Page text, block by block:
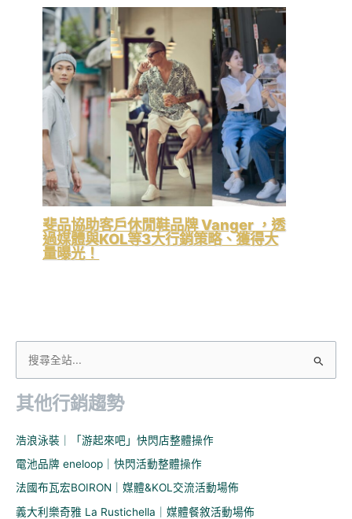
斐品協助客戶休閒鞋品牌 Vanger ，透
過媒體與KOL等3大行銷策略、獲得大
量曝光！
關
字
:
其他行銷趨勢
浩浪泳裝｜「游起來吧」快閃店整體操作
電池品牌 eneloop｜快閃活動整體操作
法國布瓦宏BOIRON｜媒體&KOL交流活動場佈
義大利樂奇雅 La Rustichella｜媒體餐敘活動場佈